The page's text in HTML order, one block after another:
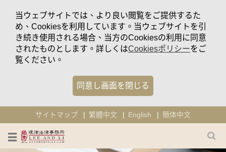
当ウェブサイトでは、より良い閲覧をご提供するた
め、Cookiesを利用しています。当ウェブサイトを引
き続き使用される場合、当方のCookiesの利用に同意
されたものとします。詳しくはCookiesポリシーをご
覧ください。
同意し画面を閉じる
サイトマップ 繁體中文 English 簡体中文